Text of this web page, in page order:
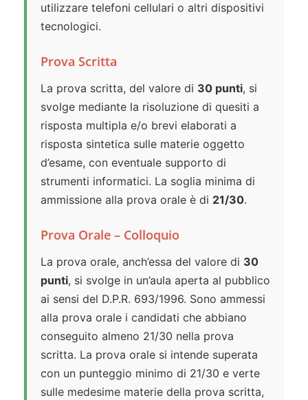
utilizzare telefoni cellulari o altri dispositivi
tecnologici.
Prova Scritta
La prova scritta, del valore di 30 punti, si
svolge mediante la risoluzione di quesiti a
risposta multipla e/o brevi elaborati a
risposta sintetica sulle materie oggetto
d’esame, con eventuale supporto di
strumenti informatici. La soglia minima di
ammissione alla prova orale è di 21/30.
Prova Orale – Colloquio
La prova orale, anch’essa del valore di 30
punti, si svolge in un’aula aperta al pubblico
ai sensi del D.P.R. 693/1996. Sono ammessi
alla prova orale i candidati che abbiano
conseguito almeno 21/30 nella prova
scritta. La prova orale si intende superata
con un punteggio minimo di 21/30 e verte
sulle medesime materie della prova scritta,